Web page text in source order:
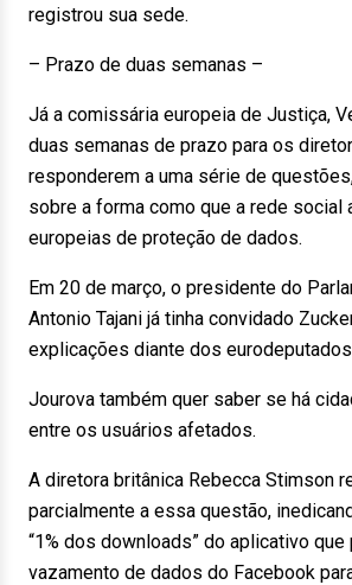
registrou sua sede.
– Prazo de duas semanas –
Já a comissária europeia de Justiça,
duas semanas de prazo para os
responderem a uma série de
sobre a forma como que a rede social
europeias de proteção de dados.
Em 20 de março, o presidente do
Antonio Tajani já tinha convidado
explicações diante dos
Jourova também quer saber se há
entre os usuários afetados.
A diretora britânica Rebecca Stimson
parcialmente a essa questão,
“1% dos downloads” do aplicativo
vazamento de dados do Facebook